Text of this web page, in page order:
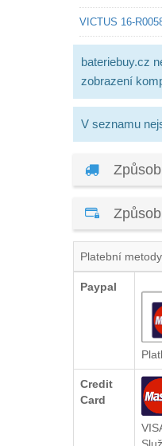
VICTUS 16-
bateriebuy.cz
zobrazení
V seznamu
Platební
Paypal
Credit
Card